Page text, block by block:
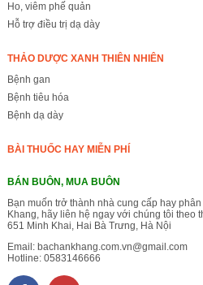
Ho, viêm phế quản
Hỗ trợ điều trị dạ dày
THẢO DƯỢC XANH THIÊN NHIÊN
Bệnh gan
Bệnh tiêu hóa
Bệnh dạ dày
BÀI THUỐC HAY MIỄN PHÍ
BÁN BUÔN, MUA BUÔN
Bạn muốn trở thành nhà cung cấp hay
Khang, hãy liên hệ ngay với chúng tôi theo
651 Minh Khai, Hai Bà Trưng, Hà Nội
Email: bachankhang.com.vn@gmail.com
Hotline: 0583146666